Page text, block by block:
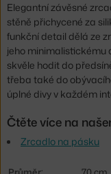
Elegantní závěsné
stěně přichycené za
funkční detail dělá ze
jeho minimalistickému
skvěle hodit do
třeba také do
úplné divy v každém
Čtěte více na
Zrcadlo na pásku